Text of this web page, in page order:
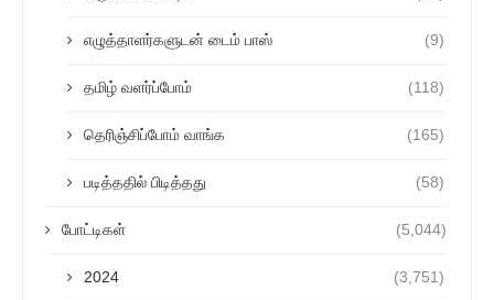
எழுத்தாளர்களுடன் டைம் பாஸ் (9)
தமிழ் வளர்ப்போம் (118)
தெரிஞ்சிப்போம் வாங்க (165)
படித்ததில் பிடித்தது (58)
போட்டிகள் (5,044)
2024 (3,751)